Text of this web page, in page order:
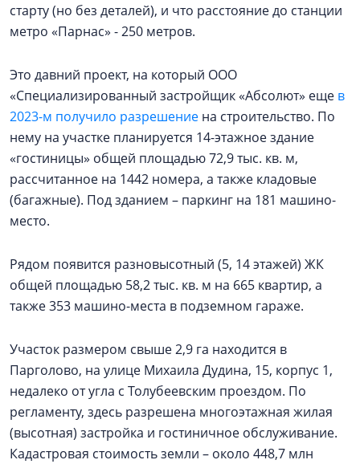
старту (но без деталей), и что расстояние до станции
метро «Парнас» - 250 метров.
Это давний проект, на который ООО
«Специализированный застройщик «Абсолют» еще в
2023-м получило разрешение на строительство. По
нему на участке планируется 14-этажное здание
«гостиницы» общей площадью 72,9 тыс. кв. м,
рассчитанное на 1442 номера, а также кладовые
(багажные). Под зданием – паркинг на 181 машино-
место.
Рядом появится разновысотный (5, 14 этажей) ЖК
общей площадью 58,2 тыс. кв. м на 665 квартир, а
также 353 машино-места в подземном гараже.
Участок размером свыше 2,9 га находится в
Парголово, на улице Михаила Дудина, 15, корпус 1,
недалеко от угла с Толубеевским проездом. По
регламенту, здесь разрешена многоэтажная жилая
(высотная) застройка и гостиничное обслуживание.
Кадастровая стоимость земли – около 448,7 млн